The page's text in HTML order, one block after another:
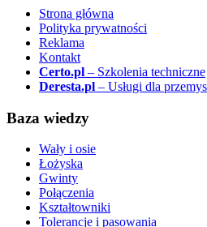
Strona główna
Polityka prywatności
Reklama
Kontakt
Certo.pl – Szkolenia techniczne
Deresta.pl – Usługi dla
Baza wiedzy
Wały i osie
Łożyska
Gwinty
Połączenia
Kształtowniki
Tolerancje i pasowania